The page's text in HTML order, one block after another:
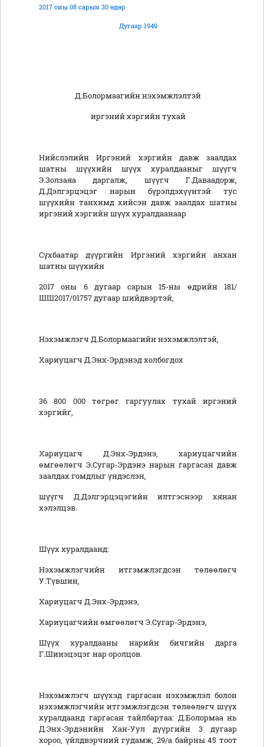
2017 оны 08 сарын 30 өдөр
Дугаар 1949
Д.Болормаагийн нэхэмжлэлтэй
иргэний хэргийн тухай
Нийслэлийн Иргэний хэргийн давж заалдах
шатны шүүхийн шүүх хуралдааныг шүүгч
Э.Золзаяа даргалж, шүүгч Г.Даваадорж,
Д.Дэлгэрцэцэг нарын бүрэлдэхүүнтэй тус
шүүхийн танхимд хийсэн давж заалдах шатны
иргэний хэргийн шүүх хуралдаанаар
Сүхбаатар дүүргийн Иргэний хэргийн анхан
шатны шүүхийн
2017 оны 6 дугаар сарын 15-ны өдрийн 181/
ШШ2017/01757 дугаар шийдвэртэй,
Нэхэмжлэгч Д.Болормаагийн нэхэмжлэлтэй,
Хариуцагч Д.Энх-Эрдэнэд холбогдох
36 800 000 төгрөг гаргуулах тухай иргэний
хэргийг,
Хариуцагч Д.Энх-Эрдэнэ, хариуцагчийн
өмгөөлөгч Э.Сугар-Эрдэнэ нарын гаргасан давж
заалдах гомдлыг үндэслэн,
шүүгч Д.Дэлгэрцэцэгийн илтгэснээр хянан
хэлэлцэв.
Шүүх хуралдаанд:
Нэхэмжлэгчийн итгэмжлэгдсэн төлөөлөгч
У.Түвшин,
Хариуцагч Д.Энх-Эрдэнэ,
Хариуцагчийн өмгөөлөгч Э.Сугар-Эрдэнэ,
Шүүх хуралдааны нарийн бичгийн дарга
Г.Шинэцэцэг нар оролцов.
Нэхэмжлэгч шүүхэд гаргасан нэхэмжлэл болон
нэхэмжлэгчийн итгэмжлэгдсэн төлөөлөгч шүүх
хуралдаанд гаргасан тайлбартаа: Д.Болормаа нь
Д.Энх-Эрдэнийн Хан-Уул дүүргийн 3 дугаар
хороо, үйлдвэрчний гудамж, 29/а байрны 45 тоот